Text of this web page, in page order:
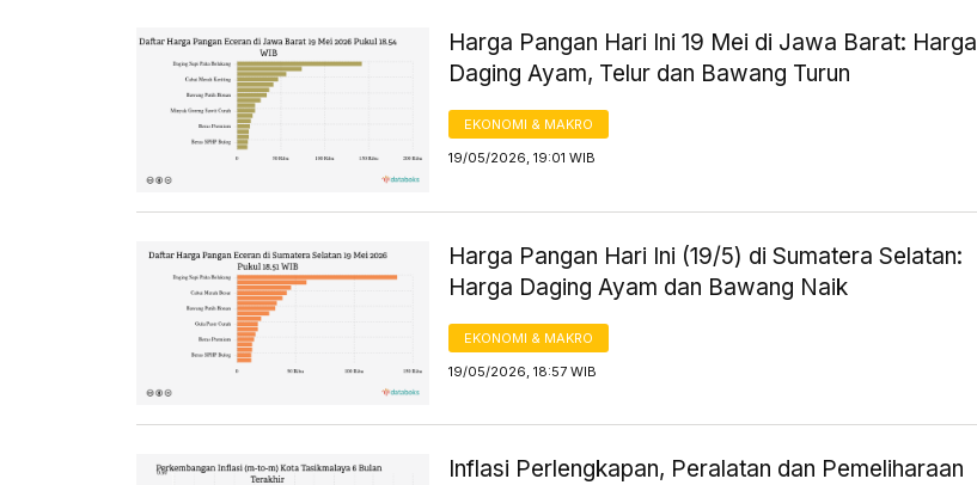
Harga Pangan Hari Ini 19 Mei di Jawa Barat: Harga
Daging Ayam, Telur dan Bawang Turun
EKONOMI & MAKRO
19/05/2026, 19:01 WIB
Harga Pangan Hari Ini (19/5) di Sumatera Selatan:
Harga Daging Ayam dan Bawang Naik
EKONOMI & MAKRO
19/05/2026, 18:57 WIB
Inflasi Perlengkapan, Peralatan dan Pemeliharaan